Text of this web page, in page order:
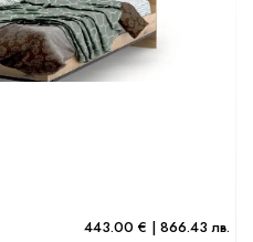
443.00 € | 866.43 лв.